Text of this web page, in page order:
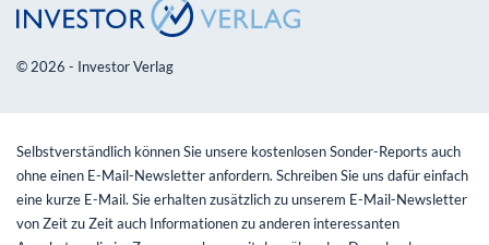
© 2026 - Investor Verlag
Selbstverständlich können Sie unsere kostenlosen Sonder-Reports auch
ohne einen E-Mail-Newsletter anfordern. Schreiben Sie uns dafür einfach
eine kurze E-Mail. Sie erhalten zusätzlich zu unserem E-Mail-Newsletter
von Zeit zu Zeit auch Informationen zu anderen interessanten